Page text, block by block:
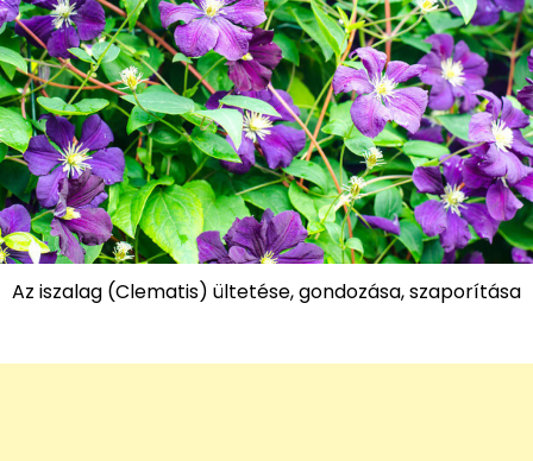
Az iszalag (Clematis) ültetése, gondozása, szaporítása